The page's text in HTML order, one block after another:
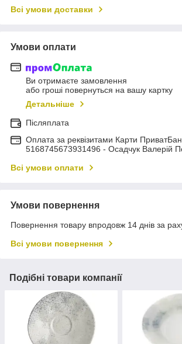
Всі умови доставки
Умови оплати
Ви отримаєте замовлення
або гроші повернуться на вашу картку
Детальніше
Післяплата
Оплата за реквізитами Карти
5168745673931496 - Осадчук Валерій
Всі умови оплати
Умови повернення
Повернення товару впродовж 14 днів за
Всі умови повернення
Подібні товари компанії